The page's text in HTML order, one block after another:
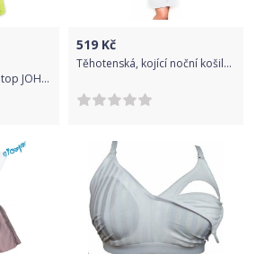
JOŽÁNEK Těhotenský top JOHANKA - sv. zelená
519 Kč
Těhotenská, kojící noční košile IRIS - sv.šedá, Velikosti těh. moda L/XL